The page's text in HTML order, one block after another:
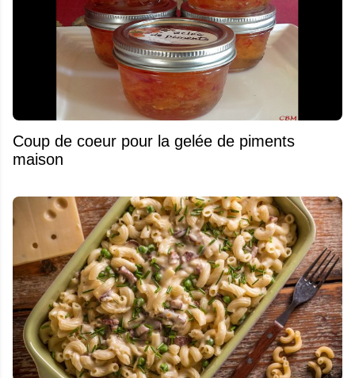
Coup de coeur pour la gelée de piments
maison